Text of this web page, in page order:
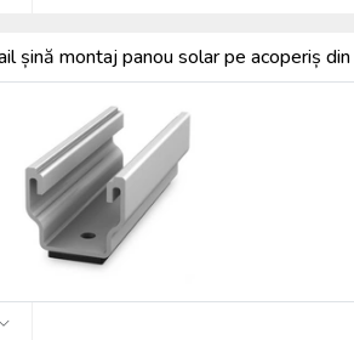
șină montaj panou solar pe acoperiș